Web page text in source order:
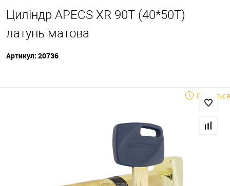
Циліндр APECS XR 90T (40*50T)
латунь матова
Артикул: 20736
Очікується